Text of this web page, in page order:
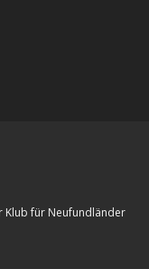
Klub für Neufundländer